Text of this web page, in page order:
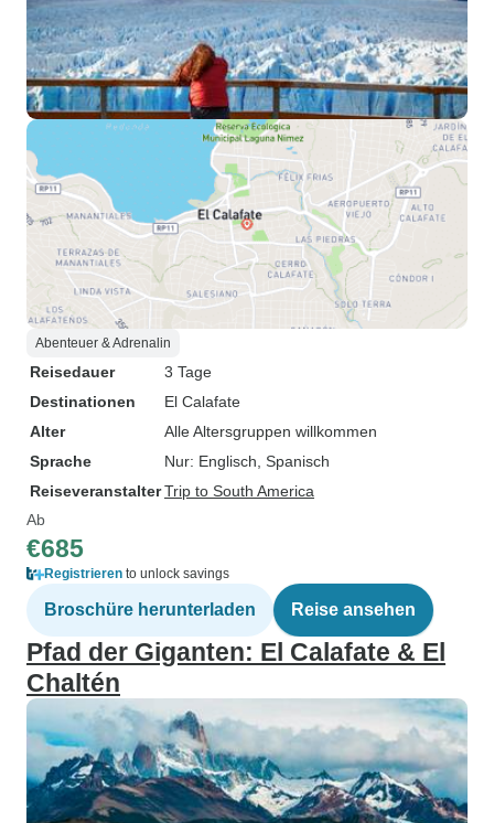
Abenteuer & Adrenalin
Reisedauer
3 Tage
Destinationen
El Calafate
Alter
Alle Altersgruppen willkommen
Sprache
Nur: Englisch, Spanisch
ReiseveranstalterTrip to South America
Ab
€685
Registrieren to unlock savings
Broschüre herunterladen Reise ansehen
Pfad der Giganten: El Calafate & El
Chaltén